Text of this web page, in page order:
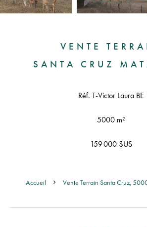
VENTE
SANTA CRUZ
Réf. T-Victor Laura BE
5000 m²
159 000 $US
Accueil Vente Terrain Santa Cruz,